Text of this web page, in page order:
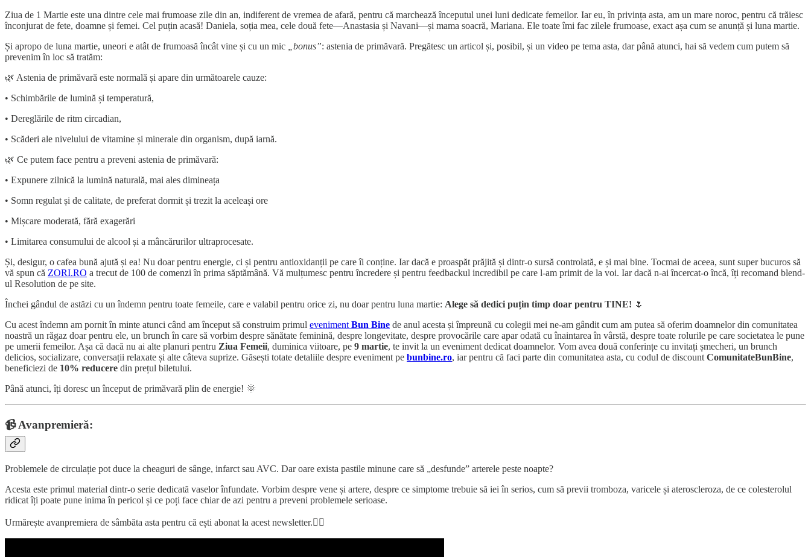
Ziua de 1 Martie este una dintre cele mai frumoase zile din an, indiferent de vremea de afară, pentru că marchează începutul unei luni dedicate femeilor. Iar eu, în privința asta, am un mare noroc, pentru că trăiesc
înconjurat de fete, doamne și femei. Cel puțin acasă! Daniela, soția mea, cele două fete—Anastasia și Navani—și mama soacră, Mariana. Ele toate îmi fac zilele frumoase, exact așa cum se anunță și luna martie.
Și apropo de luna martie, uneori e atât de frumoasă încât vine și cu un mic
„bonus”: astenia de primăvară. Pregătesc un articol și, posibil, și un video pe tema asta, dar până atunci, hai să vedem cum putem să
prevenim în loc să tratăm:
🌿 Astenia de primăvară este normală și apare din următoarele cauze:
• Schimbările de lumină și temperatură,
• Dereglările de ritm circadian,
• Scăderi ale nivelului de vitamine și minerale din organism, după iarnă.
🌿 Ce putem face pentru a preveni astenia de primăvară:
• Expunere zilnică la lumină naturală, mai ales dimineața
• Somn regulat și de calitate, de preferat dormit și trezit la aceleași ore
• Mișcare moderată, fără exagerări
• Limitarea consumului de alcool și a mâncărurilor ultraprocesate.
Și, desigur, o cafea bună ajută și ea! Nu doar pentru energie, ci și pentru antioxidanții pe care îi conține. Iar dacă e proaspăt prăjită și dintr-o sursă controlată, e și mai bine. Tocmai de aceea, sunt super bucuros să
vă spun că ZORI.RO a trecut de 100 de comenzi în prima săptămână. Vă mulțumesc pentru încredere și pentru feedbackul incredibil pe care l-am primit de la voi. Iar dacă n-ai încercat-o încă, îți recomand blend-
ul Resolution de pe site.
Închei gândul de astăzi cu un îndemn pentru toate femeile, care e valabil pentru orice zi, nu doar pentru luna martie: Alege să dedici puțin timp doar pentru TINE! 🌷
Cu acest îndemn am pornit în minte atunci când am început să construim primul eveniment Bun Bine de anul acesta și împreună cu colegii mei ne-am gândit cum am putea să oferim doamnelor din comunitatea
noastră un răgaz doar pentru ele, un brunch în care să vorbim despre sănătate feminină, despre longevitate, despre provocările care apar odată cu înaintarea în vârstă, despre toate rolurile pe care societatea le pune
pe umerii femeilor. Așa că dacă nu ai alte planuri pentru Ziua Femeii, duminica viitoare, pe 9 martie, te invit la un eveniment dedicat doamnelor. Vom avea două conferințe cu invitați șmecheri, un brunch
delicios, socializare, conversații relaxate și alte câteva suprize. Găsești totate detaliile despre eveniment pe bunbine.ro, iar pentru că faci parte din comunitatea asta, cu codul de discount ComunitateBunBine,
beneficiezi de 10% reducere din prețul biletului.
Până atunci, îți doresc un început de primăvară plin de energie! 🌞
📹 Avanpremieră:
Problemele de circulație pot duce la cheaguri de sânge, infarct sau AVC. Dar oare exista pastile minune care să „desfunde” arterele peste noapte?
Acesta este primul material dintr-o serie dedicată vaselor înfundate. Vorbim despre vene și artere, despre ce simptome trebuie să iei în serios, cum să previi tromboza, varicele și ateroscleroza, de ce colesterolul
ridicat îți poate pune inima în pericol și ce poți face chiar de azi pentru a preveni problemele serioase.
Urmărește avanpremiera de sâmbăta asta pentru că ești abonat la acest newsletter.👇🏼